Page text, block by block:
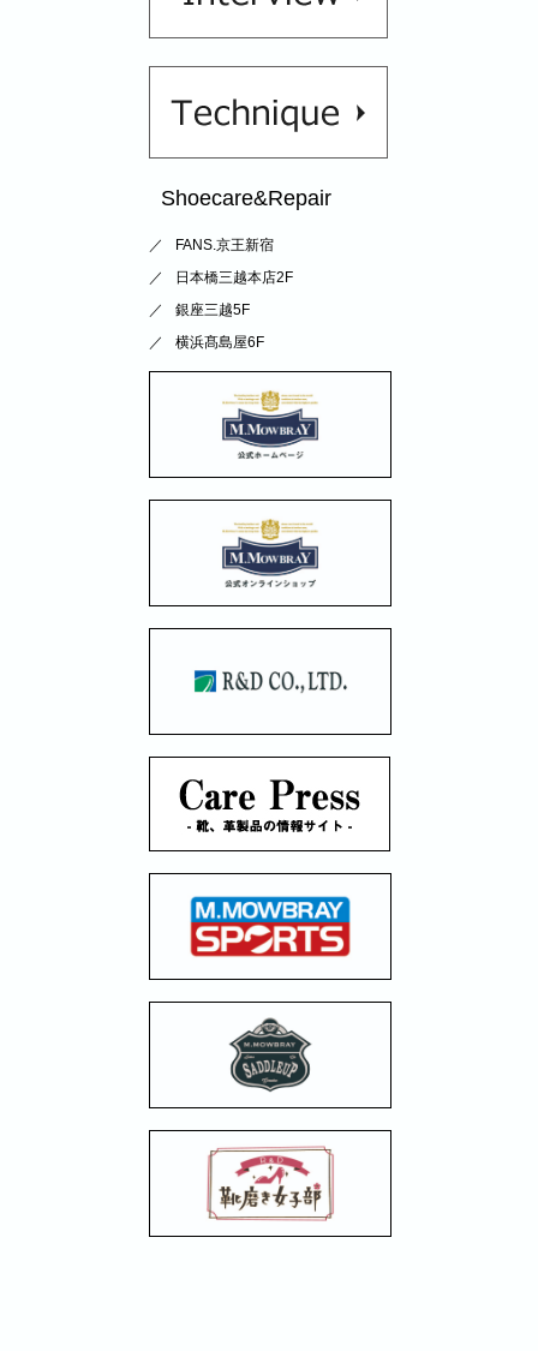
Shoecare&Repair
FANS.京王新宿
日本橋三越本店2F
銀座三越5F
横浜髙島屋6F